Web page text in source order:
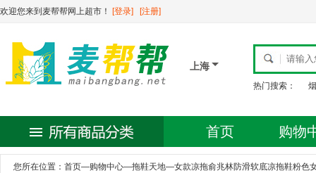
欢迎您来到麦帮帮网上超市！ [登录] [注册]
上海
热门搜索： 烟
首页 购物
您所在位置： 首页—购物中心—拖鞋天地—女款凉拖俞兆林防滑软底凉拖鞋粉色